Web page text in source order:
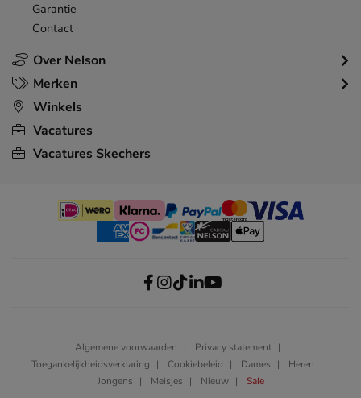
Over Nelson
Garantie
Contact
Merken
Winkels
Vacatures
Vacatures Skechers
Algemene voorwaarden
Privacy statement
Toegankelijkheidsverklaring
Cookiebeleid Dames
Heren
Jongens
Meisjes Nieuw Sale